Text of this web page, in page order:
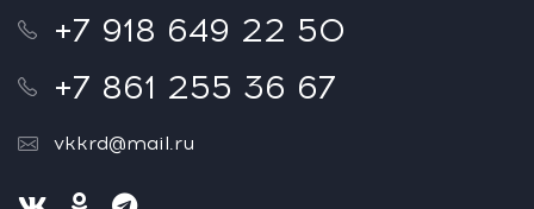
+7 918 649 22 50
+7 861 255 36 67
vkkrd@mail.ru